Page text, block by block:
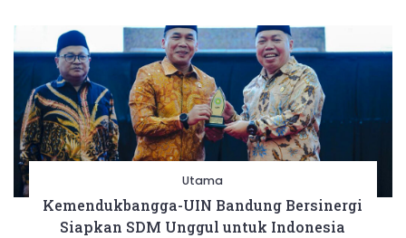
Utama
Kemendukbangga-UIN Bandung Bersinergi
Siapkan SDM Unggul untuk Indonesia